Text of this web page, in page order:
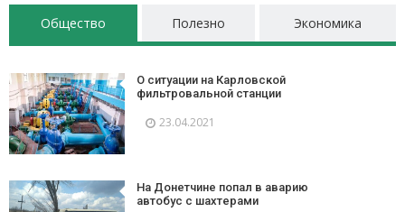
Общество Полезно Экономика
О ситуации на Карловской
фильтровальной станции
23.04.2021
На Донетчине попал в аварию
автобус с шахтерами